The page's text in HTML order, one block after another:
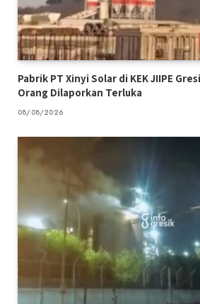
Pabrik PT Xinyi Solar di KEK JIIPE
Orang Dilaporkan Terluka
08/08/2026